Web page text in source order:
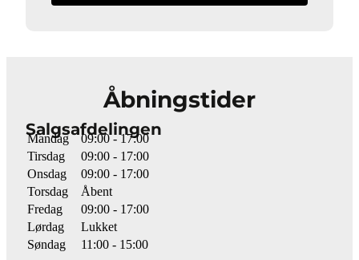
Åbningstider
Salgsafdelingen
Mandag
09:00 - 17:00
Tirsdag
09:00 - 17:00
Onsdag
09:00 - 17:00
Torsdag
Åbent
Fredag
09:00 - 17:00
Lørdag
Lukket
Søndag
11:00 - 15:00